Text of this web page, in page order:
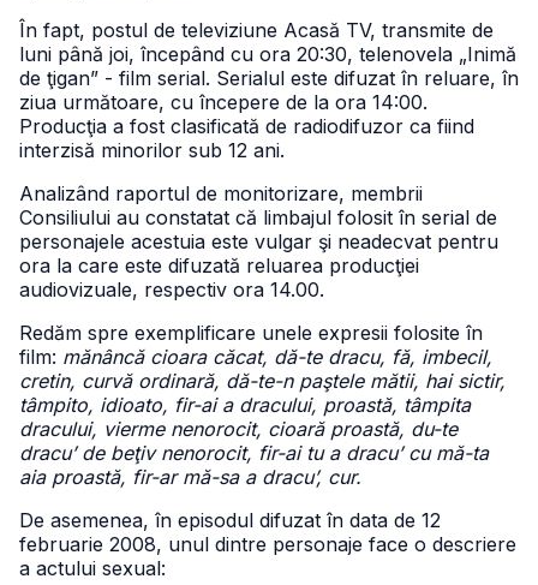
În fapt, postul de televiziune Acasă TV, transmite de
luni până joi, începând cu ora 20:30, telenovela „Inimă
de ţigan” - film serial. Serialul este difuzat în reluare, în
ziua următoare, cu începere de la ora 14:00.
Producţia a fost clasificată de radiodifuzor ca fiind
interzisă minorilor sub 12 ani.
Analizând raportul de monitorizare, membrii
Consiliului au constatat că limbajul folosit în serial de
personajele acestuia este vulgar şi neadecvat pentru
ora la care este difuzată reluarea producţiei
audiovizuale, respectiv ora 14.00.
Redăm spre exemplificare unele expresii folosite în
film: mănâncă cioara căcat, dă-te dracu, fă, imbecil,
cretin, curvă ordinară, dă-te-n paştele mătii, hai sictir,
tâmpito, idioato, fir-ai a dracului, proastă, tâmpita
dracului, vierme nenorocit, cioară proastă, du-te
dracu’ de beţiv nenorocit, fir-ai tu a dracu’ cu mă-ta
aia proastă, fir-ar mă-sa a dracu’, cur.
De asemenea, în episodul difuzat în data de 12
februarie 2008, unul dintre personaje face o descriere
a actului sexual: